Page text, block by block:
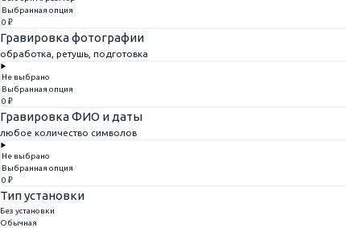
Выбранная опция
0 ₽
Гравировка фотографии
обработка, ретушь, подготовка
Не выбрано
Выбранная опция
0 ₽
Гравировка ФИО и даты
любое количество символов
Не выбрано
Выбранная опция
0 ₽
Тип установки
Без установки
Обычная